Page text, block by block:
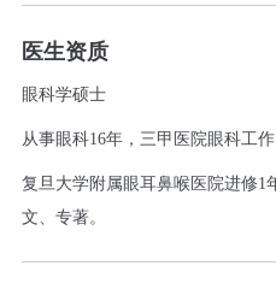
医生资质
眼科学硕士
从事眼科16年，三甲医院眼科工作
复旦大学附属眼耳鼻喉医院进修1
文、专著。